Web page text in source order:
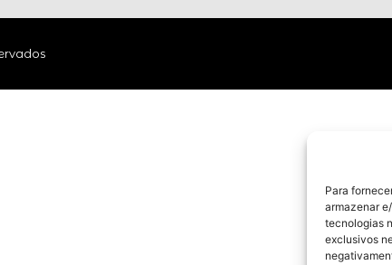
Para
armazenar
tecnologias
exclusivos